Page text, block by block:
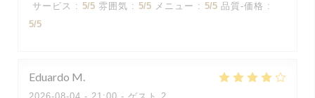
サービス : 5/5 雰囲気 : 5/5 メニュー : 5/5 品質-価格 :
5/5
Eduardo M